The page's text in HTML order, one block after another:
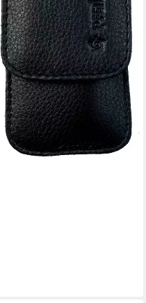
ab 20,99 € UVP29,49 €
-29%
lieferbar - in 6-8 Werktagen bei dir